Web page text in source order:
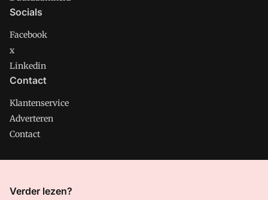
Socials
Facebook
x
Linkedin
Contact
Klantenservice
Adverteren
Contact
CMweb is onderdeel van VMN media. Lees in
Verder lezen?